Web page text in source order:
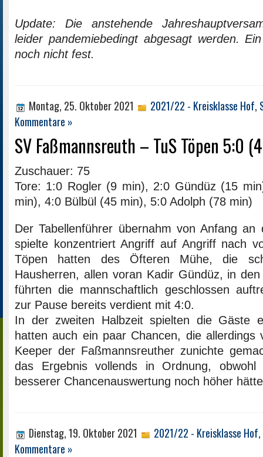
Update: Die anstehende
leider pandemiebedingt abgesagt werden.
noch nicht fest.
Montag, 25. Oktober 2021 2021/22 - Kreisklasse Hof,
Kommentare »
SV Faßmannsreuth – TuS Töpen 5:0
Zuschauer: 75
Tore: 1:0 Rogler (9 min), 2:0 Gündüz (15
min), 4:0 Bülbül (45 min), 5:0 Adolph (78 min)
Der Tabellenführer übernahm von Anfang an
spielte konzentriert Angriff auf Angriff nach
Töpen hatten des Öfteren Mühe, die
Hausherren, allen voran Kadir Gündüz, in
führten die mannschaftlich geschlossen
zur Pause bereits verdient mit 4:0.
In der zweiten Halbzeit spielten die Gäste
hatten auch ein paar Chancen, die allerdings
Keeper der Faßmannsreuther zunichte
das Ergebnis vollends in Ordnung, obwohl
besserer Chancenauswertung noch höher
Dienstag, 19. Oktober 2021 2021/22 - Kreisklasse Hof,
Kommentare »